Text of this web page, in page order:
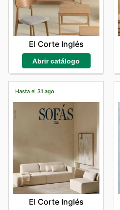
El Corte Inglés
Abrir catálogo
Hasta el 31 ago.
El Corte Inglés